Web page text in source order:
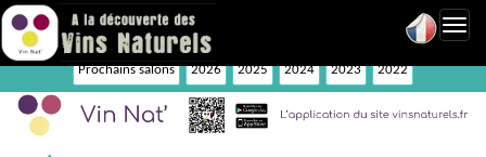
Prochains salons 2026 2025 2024 2023 2022